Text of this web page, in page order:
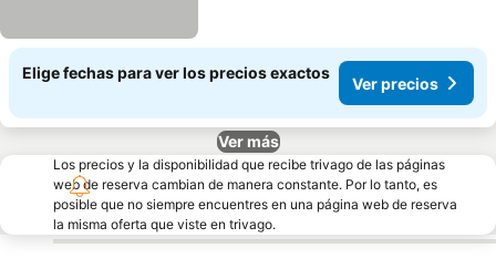
Elige fechas para ver los precios exactos
Ver precios
Ver más
Los precios y la disponibilidad que recibe trivago de las páginas
web de reserva cambian de manera constante. Por lo tanto, es
posible que no siempre encuentres en una página web de reserva
la misma oferta que viste en trivago.